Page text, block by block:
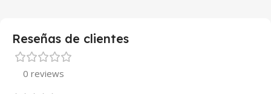
Reseñas de clientes
0 reviews